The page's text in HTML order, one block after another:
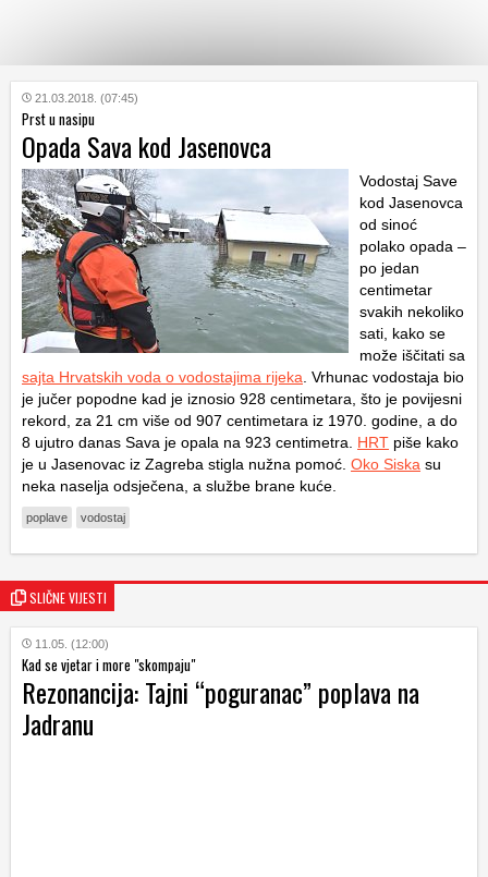
KATEGORIJE
HRVATSKI
WEB
21.03.2018. (07:45)
Prst u nasipu
Opada Sava kod Jasenovca
Vodostaj Save
kod Jasenovca
od sinoć
polako opada –
po jedan
centimetar
svakih nekoliko
sati, kako se
može iščitati sa
sajta Hrvatskih voda o vodostajima rijeka . Vrhunac vodostaja bio
je jučer popodne kad je iznosio 928 centimetara, što je povijesni
rekord, za 21 cm više od 907 centimetara iz 1970. godine, a do
8 ujutro danas Sava je opala na 923 centimetra. HRT piše kako
je u Jasenovac iz Zagreba stigla nužna pomoć. Oko Siska su
neka naselja odsječena, a službe brane kuće.
poplave vodostaj
SLIČNE VIJESTI
11.05. (12:00)
Kad se vjetar i more "skompaju"
Rezonancija: Tajni “poguranac” poplava na
Jadranu